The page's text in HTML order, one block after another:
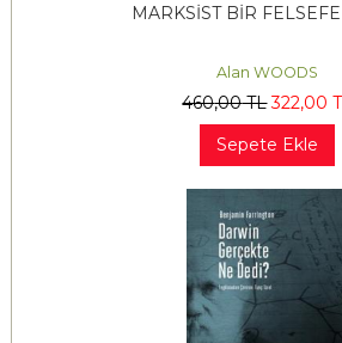
MARKSİST BİR
Alan WOODS
460,00TL 322,00
Sepete Ekle